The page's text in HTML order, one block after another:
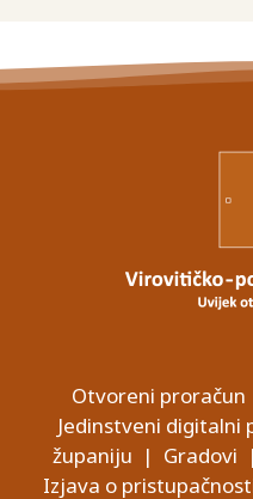
Otvoreni proračun
Jedinstveni digitalni
županiju | Gradovi |
Izjava o